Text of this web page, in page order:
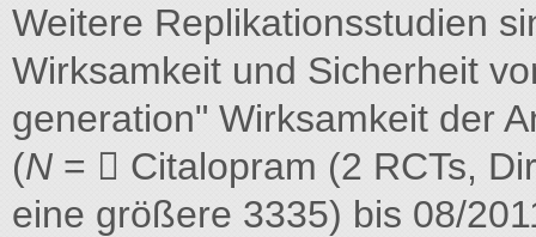
Weitere Replikationsstudien
Wirksamkeit und Sicherheit
generation" Wirksamkeit der
(N =  Citalopram (2 RCTs,
eine größere 3335) bis 08/